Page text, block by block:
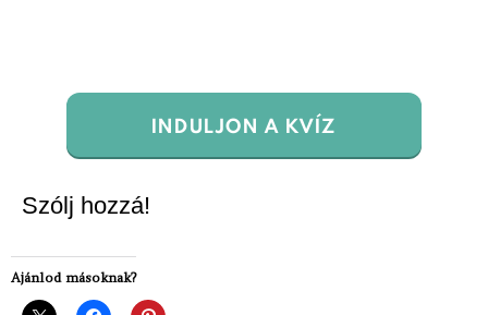
INDULJON A KVÍZ
Szólj hozzá!
Ajánlod másoknak?